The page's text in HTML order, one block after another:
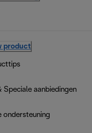
product
Speciale aanbiedingen
ondersteuning